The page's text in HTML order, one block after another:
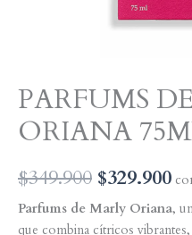
PARFUMS
ORIANA
$349.900 El
precio
$329.900El
Parfums de Marly Oriana,
que combina cítricos